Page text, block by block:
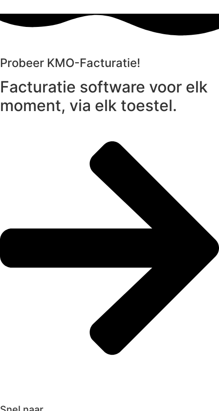
Probeer KMO-Facturatie!
Facturatie software voor elk
moment, via elk toestel.